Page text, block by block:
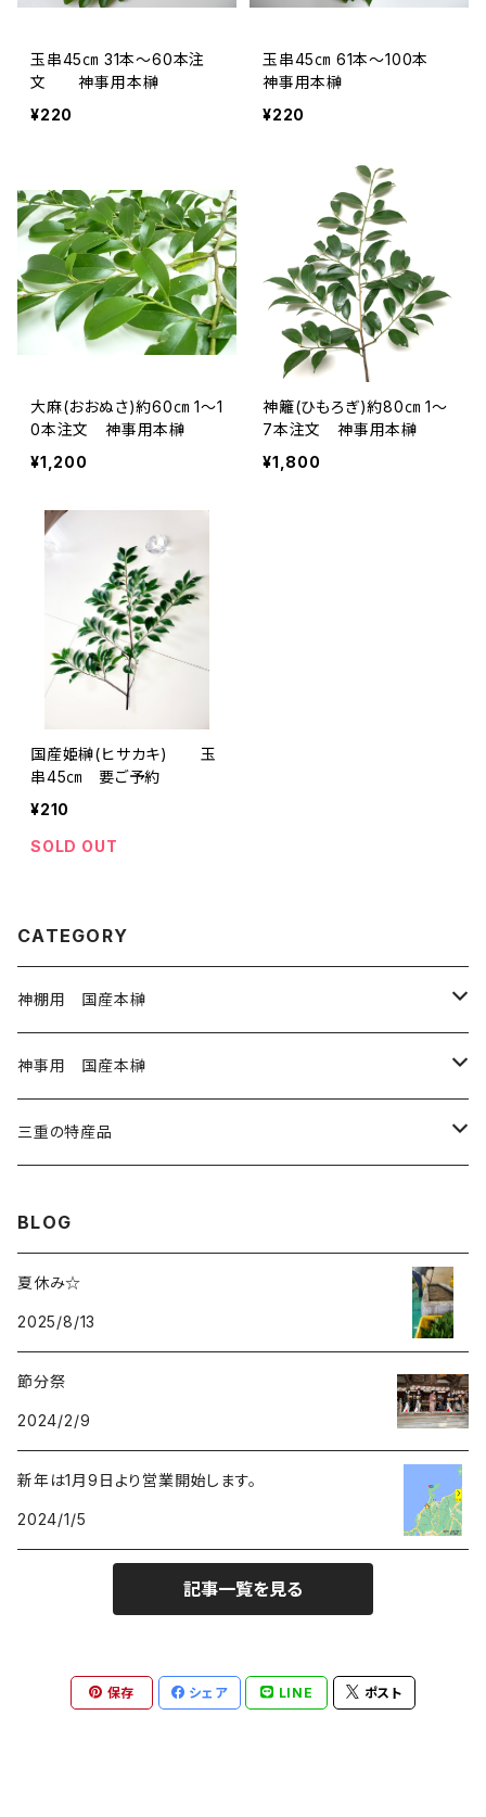
玉串45㎝ 31本～60本注
文 神事用本榊
¥220
玉串45㎝ 61本～100本
神事用本榊
¥220
大麻(おおぬさ)約60㎝ 1～1
0本注文 神事用本榊
¥1,200
神籬(ひもろぎ)約80㎝ 1～
7本注文 神事用本榊
¥1,800
国産姫榊(ヒサカキ) 玉
串45㎝ 要ご予約
¥210
SOLD OUT
CATEGORY
神棚用 国産本榊
神棚用本榊 小 3寸
神棚用本榊 大 4寸
紙垂
神事用 国産本榊
神事用 玉串35㎝
21～40本
41本以上
21～40本
41本以上
神事用 神籬80㎝
麻紐
三重の特産品
伊勢ひかり
BLOG
夏休み☆
2025/8/13
節分祭
2024/2/9
新年は1月9日より営業開始します。
2024/1/5
記事一覧を見る
保存 シェア LINE ポスト